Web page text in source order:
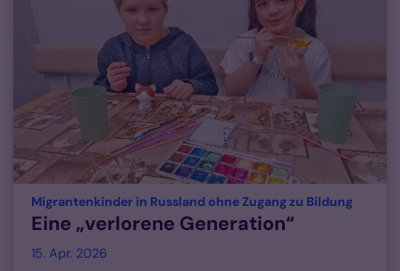
Migrantenkinder in Russland ohne Zugang zu Bildung:
Eine „verlorene Generation“
15. Apr. 2026